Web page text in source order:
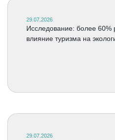
29.07.2026
Исследование: более 60%
влияние туризма на
29.07.2026